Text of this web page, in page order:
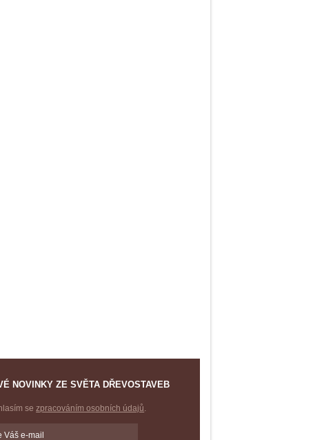
NOVINKY ZE SVĚTA DŘEVOSTAVEB
sezpracováním osobních údajů.